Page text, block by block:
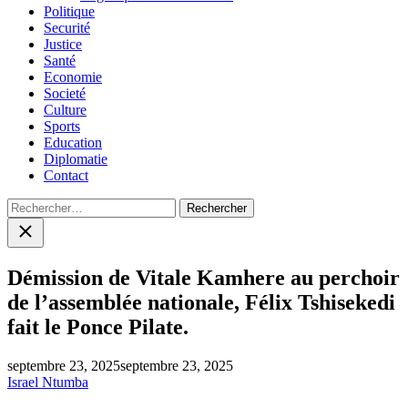
Politique
Securité
Justice
Santé
Economie
Societé
Culture
Sports
Education
Diplomatie
Contact
Rechercher :
Close
search
Démission de Vitale Kamhere au perchoir
de l’assemblée nationale, Félix Tshisekedi
fait le Ponce Pilate.
septembre 23, 2025septembre 23, 2025
Israel Ntumba